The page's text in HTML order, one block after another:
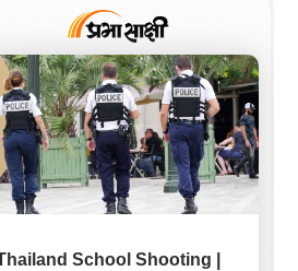
School Shooting |